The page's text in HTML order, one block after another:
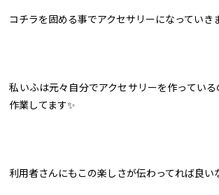
コチラを固める事でアクセサリーになっていき
私いふは元々自分でアクセサリーを作っている
作業してます✨
利用者さんにもこの楽しさが伝わってれば良い